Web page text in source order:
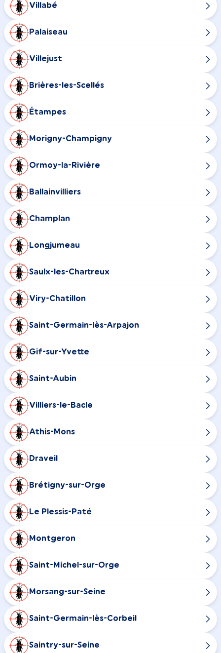
Villabé
Palaiseau
Villejust
Brières-les-Scellés
Étampes
Morigny-Champigny
Ormoy-la-Rivière
Ballainvilliers
Champlan
Longjumeau
Saulx-les-Chartreux
Viry-Chatillon
Saint-Germain-lès-Arpajon
Gif-sur-Yvette
Saint-Aubin
Villiers-le-Bacle
Athis-Mons
Draveil
Brétigny-sur-Orge
Le Plessis-Paté
Montgeron
Saint-Michel-sur-Orge
Morsang-sur-Seine
Saint-Germain-lès-Corbeil
Saintry-sur-Seine